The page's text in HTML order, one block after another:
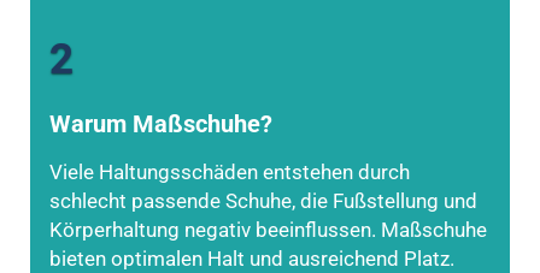
2
Warum Maßschuhe?
Viele Haltungsschäden entstehen durch
schlecht passende Schuhe, die Fußstellung und
Körperhaltung negativ beeinflussen. Maßschuhe
bieten optimalen Halt und ausreichend Platz.